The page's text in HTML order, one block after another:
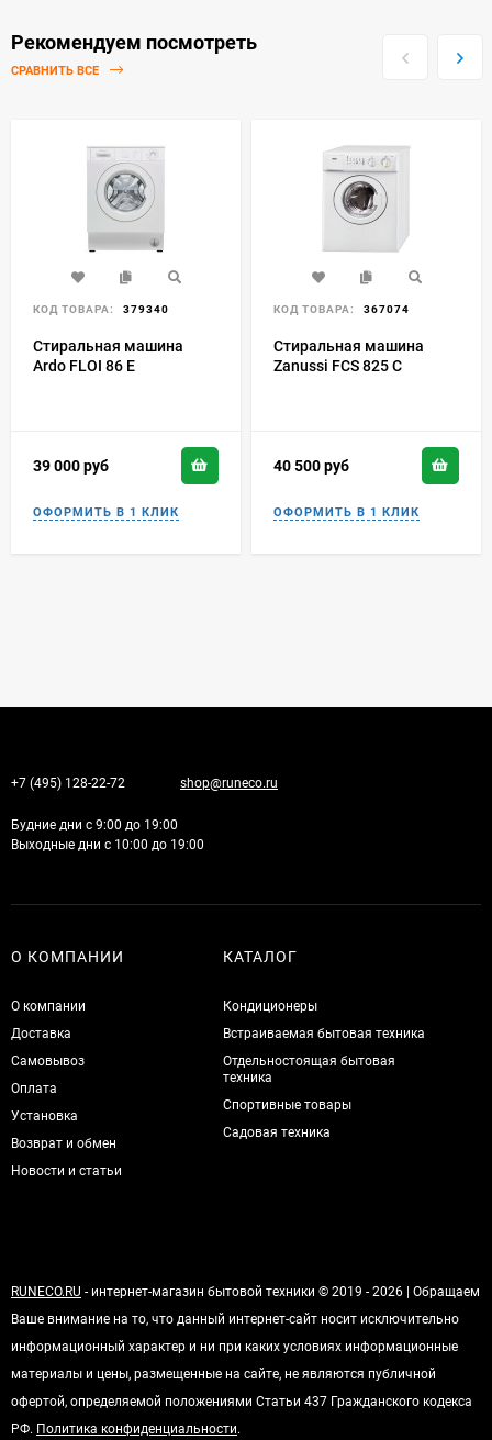
Рекомендуем посмотреть
СРАВНИТЬ ВСЕ
КОД ТОВАРА: 379340
Стиральная машина
Ardo FLOI 86 E
39 000руб
КОД ТОВАРА: 367074
Стиральная машина
Zanussi FCS 825 C
40 500руб
+7 (495) 128-22-72 shop@runeco.ru
Будние дни с 9:00 до 19:00
Выходные дни с 10:00 до 19:00
О КОМПАНИИ
О компании
Доставка
Самовывоз
Оплата
Установка
Возврат и обмен
Новости и статьи
КАТАЛОГ
Кондиционеры
Встраиваемая бытовая техника
Отдельностоящая бытовая
техника
Спортивные товары
Садовая техника
RUNECO.RU - интернет-магазин бытовой техники © 2019 - 2026 | Обращаем
Ваше внимание на то, что данный интернет-сайт носит исключительно
информационный характер и ни при каких условиях информационные
материалы и цены, размещенные на сайте, не являются публичной
офертой, определяемой положениями Статьи 437 Гражданского кодекса
РФ. Политика конфиденциальности.